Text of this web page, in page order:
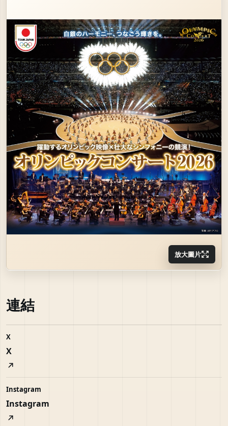
放大圖片
連結
X
X
Instagram
Instagram